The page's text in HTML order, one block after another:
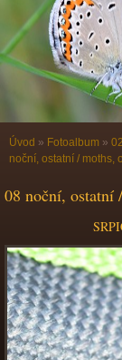
Úvod » Fotoalbum »
noční, ostatní / moths,
08 noční, ostatní